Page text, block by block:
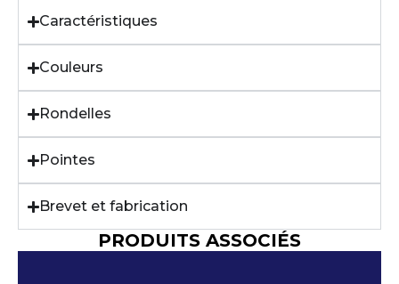
Caractéristiques
Couleurs
Rondelles
Pointes
Brevet et fabrication
PRODUITS ASSOCIÉS